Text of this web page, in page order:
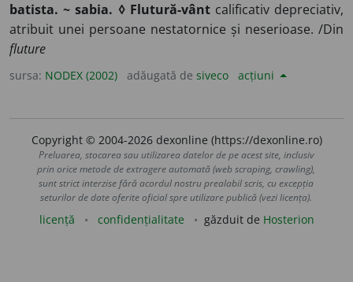
batista. ~ sabia. ◊ Flutură-vântcalificativ depreciativ,
atribuit unei persoane nestatornice și neserioase. /Din
fluture
sursa: NODEX (2002) adăugată de siveco acțiuni
Copyright © 2004-2026 dexonline (https://dexonline.ro)
Preluarea, stocarea sau utilizarea datelor de pe acest site, inclusiv
prin orice metode de extragere automată (web scraping, crawling),
sunt strict interzise fără acordul nostru prealabil scris, cu excepția
seturilor de date oferite oficial spre utilizare publică (vezi licența).
licență confidențialitate găzduit de Hosterion